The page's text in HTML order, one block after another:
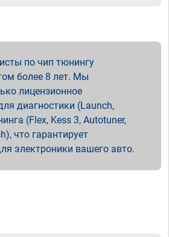
по чип тюнингу
более 8 лет. Мы
лицензионное
диагностики (Launch,
(Flex, Kess 3, Autotuner,
что гарантирует
электроники вашего авто.